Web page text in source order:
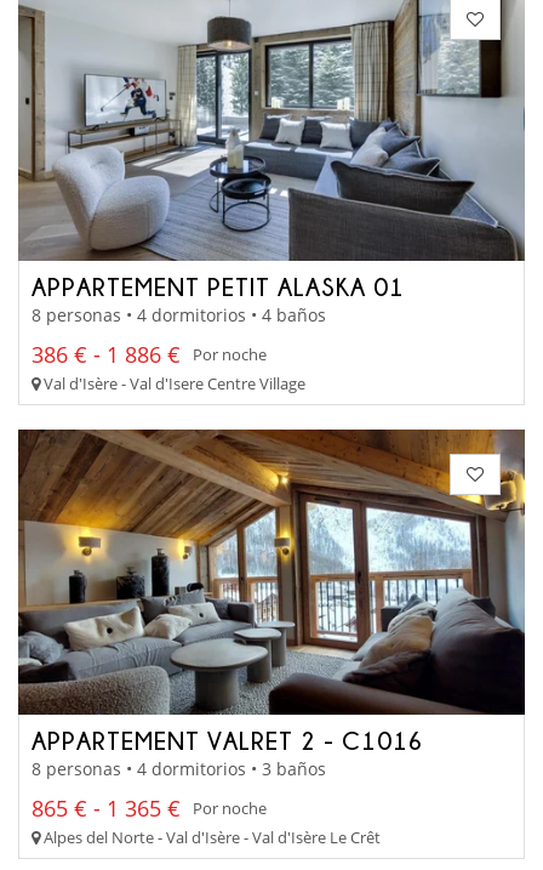
APPARTEMENT PETIT ALASKA 01
8 personas • 4 dormitorios • 4 baños
386 € - 1 886 €
Por noche
Val d'Isère - Val d'Isere Centre Village
APPARTEMENT VALRET 2 - C1016
8 personas • 4 dormitorios • 3 baños
865 € - 1 365 €
Por noche
Alpes del Norte - Val d'Isère - Val d'Isère Le Crêt